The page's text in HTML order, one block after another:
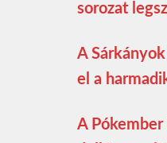
sorozat
A
el a
A